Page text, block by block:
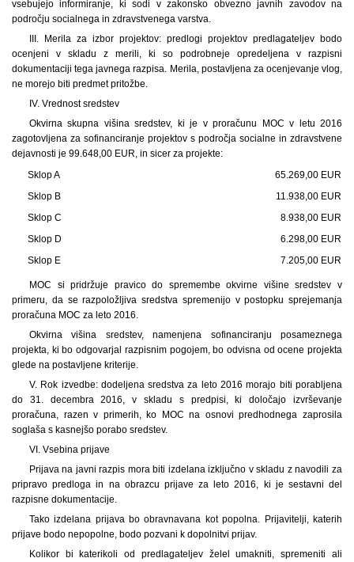
vsebujejo informiranje, ki sodi v zakonsko obvezno javnih zavodov na
področju socialnega in zdravstvenega varstva.
III. Merila za izbor projektov: predlogi projektov predlagateljev bodo
ocenjeni v skladu z merili, ki so podrobneje opredeljena v razpisni
dokumentaciji tega javnega razpisa. Merila, postavljena za ocenjevanje vlog,
ne morejo biti predmet pritožbe.
IV. Vrednost sredstev
Okvirna skupna višina sredstev, ki je v proračunu MOC v letu 2016
zagotovljena za sofinanciranje projektov s področja socialne in zdravstvene
dejavnosti je 99.648,00 EUR, in sicer za projekte:
Sklop A
65.269,00 EUR
Sklop B
11.938,00 EUR
Sklop C
8.938,00 EUR
Sklop D
6.298,00 EUR
Sklop E
7.205,00 EUR
MOC si pridržuje pravico do spremembe okvirne višine sredstev v
primeru, da se razpoložljiva sredstva spremenijo v postopku sprejemanja
proračuna MOC za leto 2016.
Okvirna višina sredstev, namenjena sofinanciranju posameznega
projekta, ki bo odgovarjal razpisnim pogojem, bo odvisna od ocene projekta
glede na postavljene kriterije.
V. Rok izvedbe: dodeljena sredstva za leto 2016 morajo biti porabljena
do 31. decembra 2016, v skladu s predpisi, ki določajo izvrševanje
proračuna, razen v primerih, ko MOC na osnovi predhodnega zaprosila
soglaša s kasnejšo porabo sredstev.
VI. Vsebina prijave
Prijava na javni razpis mora biti izdelana izključno v skladu z navodili za
pripravo predloga in na obrazcu prijave za leto 2016, ki je sestavni del
razpisne dokumentacije.
Tako izdelana prijava bo obravnavana kot popolna. Prijavitelji, katerih
prijave bodo nepopolne, bodo pozvani k dopolnitvi prijav.
Kolikor bi katerikoli od predlagateljev želel umakniti, spremeniti ali